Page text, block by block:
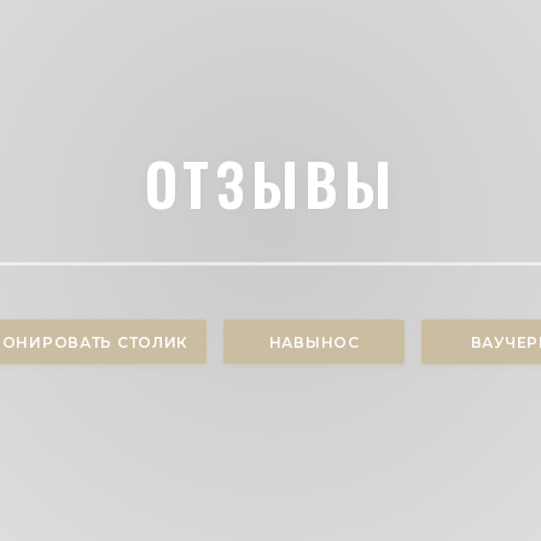
ОТЗЫВЫ
СТОЛИК НАВЫНОС